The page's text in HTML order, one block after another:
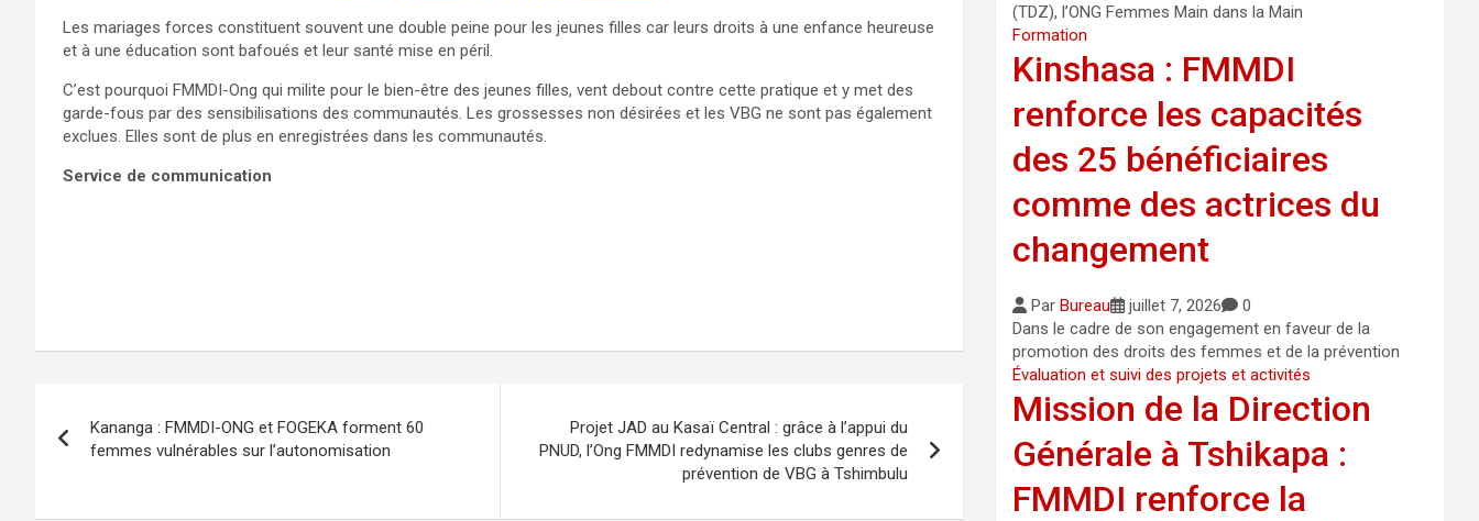
Les mariages forces constituent souvent une double peine pour les jeunes filles car leurs droits à une enfance heureuse
et à une éducation sont bafoués et leur santé mise en péril.
C’est pourquoi FMMDI-Ong qui milite pour le bien-être des jeunes filles, vent debout contre cette pratique et y met des
garde-fous par des sensibilisations des communautés. Les grossesses non désirées et les VBG ne sont pas également
exclues. Elles sont de plus en enregistrées dans les communautés.
Service de communication
de
Kananga : FMMDI-ONG et FOGEKA forment 60
femmes vulnérables sur l’autonomisation
Projet JAD au Kasaï Central : grâce à l’appui du
PNUD, l’Ong FMMDI redynamise les clubs genres de
prévention de VBG à Tshimbulu
(TDZ), l’ONG Femmes Main dans la Main
Formation
Kinshasa : FMMDI
renforce les capacités
des 25 bénéficiaires
comme des actrices du
changement
ParBureau juillet 7, 2026
0
Dans le cadre de son engagement en faveur de la
promotion des droits des femmes et de la prévention
Évaluation et suivi des projets et activités
Mission de la Direction
Générale à Tshikapa :
FMMDI renforce la